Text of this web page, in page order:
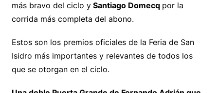
más bravo del ciclo ySantiago Domecq por la
corrida más completa del abono.
Estos son los premios oficiales de la Feria de San
Isidro más importantes y relevantes de todos los
que se otorgan en el ciclo.